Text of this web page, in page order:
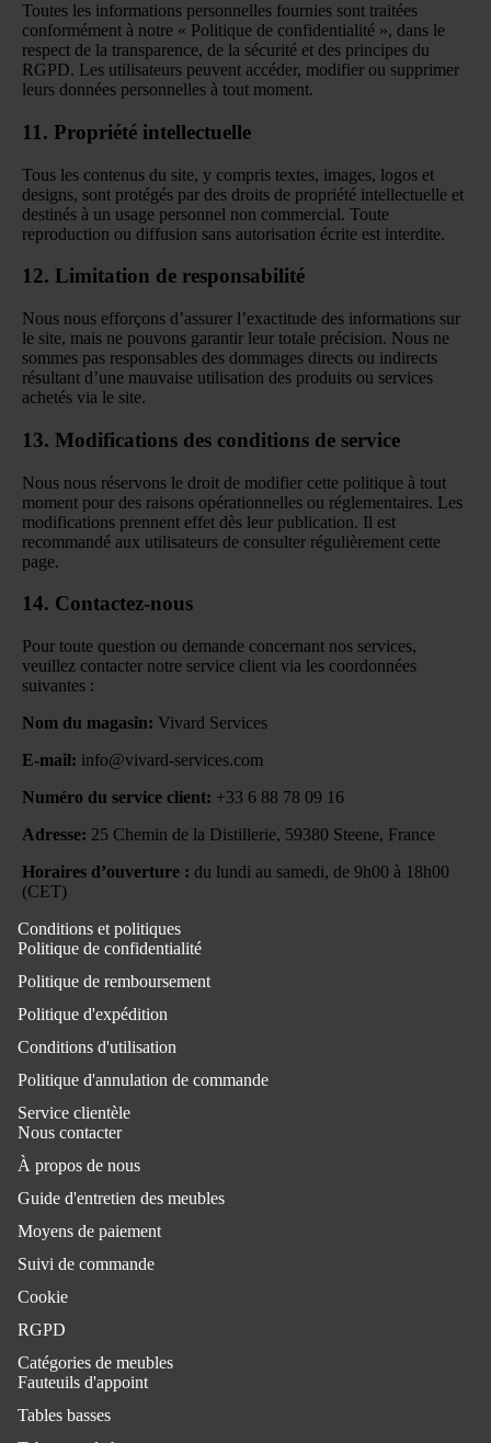
Toutes les informations personnelles fournies sont traitées
conformément à notre « Politique de confidentialité », dans le
respect de la transparence, de la sécurité et des principes du
RGPD. Les utilisateurs peuvent accéder, modifier ou supprimer
leurs données personnelles à tout moment.
11. Propriété intellectuelle
Tous les contenus du site, y compris textes, images, logos et
designs, sont protégés par des droits de propriété intellectuelle et
destinés à un usage personnel non commercial. Toute
reproduction ou diffusion sans autorisation écrite est interdite.
12. Limitation de responsabilité
Nous nous efforçons d’assurer l’exactitude des informations sur
le site, mais ne pouvons garantir leur totale précision. Nous ne
sommes pas responsables des dommages directs ou indirects
résultant d’une mauvaise utilisation des produits ou services
achetés via le site.
13. Modifications des conditions de service
Nous nous réservons le droit de modifier cette politique à tout
moment pour des raisons opérationnelles ou réglementaires. Les
modifications prennent effet dès leur publication. Il est
recommandé aux utilisateurs de consulter régulièrement cette
page.
14. Contactez-nous
Pour toute question ou demande concernant nos services,
veuillez contacter notre service client via les coordonnées
suivantes :
Nom du magasin: Vivard Services
E-mail: info@vivard-services.com
Numéro du service client: +33 6 88 78 09 16
Adresse: 25 Chemin de la Distillerie, 59380 Steene, France
Horaires d’ouverture : du lundi au samedi, de 9h00 à 18h00
(CET)
Conditions et politiques
Politique de confidentialité
Politique de remboursement
Politique d'expédition
Conditions d'utilisation
Politique d'annulation de commande
Service clientèle
Nous contacter
À propos de nous
Guide d'entretien des meubles
Moyens de paiement
Suivi de commande
Cookie
RGPD
Catégories de meubles
Fauteuils d'appoint
Tables basses